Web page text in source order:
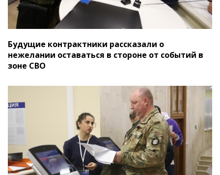
Будущие контрактники рассказали о
нежелании оставаться в стороне от событий в
зоне СВО